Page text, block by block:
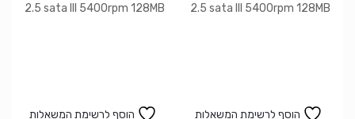
2.5 sata III 5400rpm 128MB
2.5 sata III 5400rpm 128MB
הוסף לרשימת המשאלות הוסף לרשימת המשאלות